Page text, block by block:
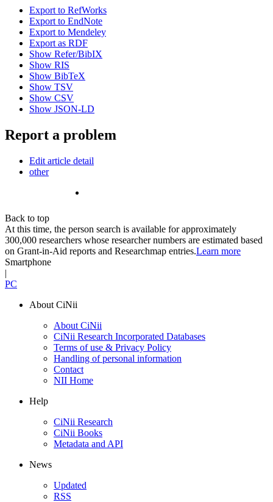
Export to RefWorks
Export to EndNote
Export to Mendeley
Export as RDF
Show Refer/BibIX
Show RIS
Show BibTeX
Show TSV
Show CSV
Show JSON-LD
Report a problem
Edit article detail
other
Back to top
At this time, the person search is available for approximately
300,000 researchers whose researcher numbers are estimated based
on Grant-in-Aid reports and Researchmap entries.Learn more
Smartphone
|
PC
About CiNii
About CiNii
CiNii Research Incorporated Databases
Terms of use & Privacy Policy
Handling of personal information
Contact
NII Home
Help
CiNii Research
CiNii Books
Metadata and API
News
Updated
RSS